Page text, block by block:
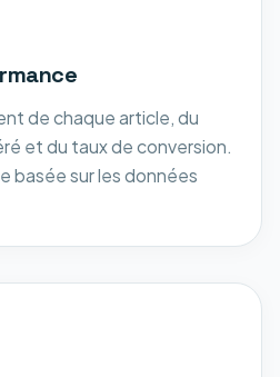
de chaque article, du
et du taux de conversion.
basée sur les données